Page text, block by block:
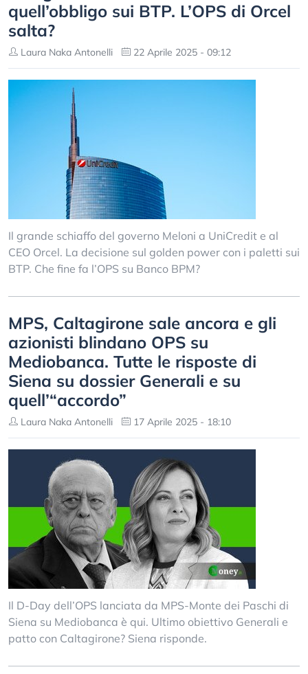
quell’obbligo sui BTP. L’OPS di Orcel
salta?
Laura Naka Antonelli 22 Aprile 2025 - 09:12
Il grande schiaffo del governo Meloni a UniCredit e al
CEO Orcel. La decisione sul golden power con i paletti sui
BTP. Che fine fa l’OPS su Banco BPM?
MPS, Caltagirone sale ancora e gli
azionisti blindano OPS su
Mediobanca. Tutte le risposte di
Siena su dossier Generali e su
quell’“accordo”
Laura Naka Antonelli 17 Aprile 2025 - 18:10
Il D-Day dell’OPS lanciata da MPS-Monte dei Paschi di
Siena su Mediobanca è qui. Ultimo obiettivo Generali e
patto con Caltagirone? Siena risponde.